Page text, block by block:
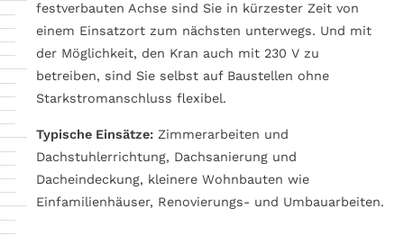
festverbauten Achse sind Sie in kürzester Zeit von
einem Einsatzort zum nächsten unterwegs. Und mit
der Möglichkeit, den Kran auch mit 230 V zu
betreiben, sind Sie selbst auf Baustellen ohne
Starkstromanschluss flexibel.
Typische Einsätze: Zimmerarbeiten und
Dachstuhlerrichtung, Dachsanierung und
Dacheindeckung, kleinere Wohnbauten wie
Einfamilienhäuser, Renovierungs- und Umbauarbeiten.